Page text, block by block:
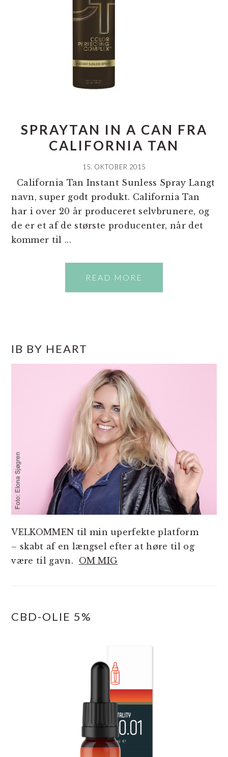
SPRAYTAN IN A CAN FRA
CALIFORNIA TAN
15. OKTOBER 2015
California Tan Instant Sunless Spray Langt
navn, super godt produkt. California Tan
har i over 20 år produceret selvbrunere, og
de er et af de største producenter, når det
kommer til ...
READ MORE
SIDEBAR
IB BY HEART
VELKOMMEN til min uperfekte platform
– skabt af en længsel efter at høre til og
være til gavn. OM MIG
CBD-OLIE 5%